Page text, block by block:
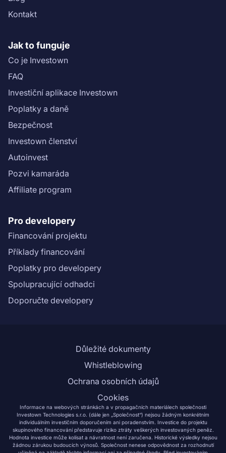
usp=sharing)).\n","name":"Hotel Český Šternberk 1: 3.
etapa"}}
Kontakt
Jak to funguje
Co je Investown
FAQ
Investiční aplikace Investown
Poplatky a daně
Bezpečnost
Investown členství
Autoinvest
Pozvi kamaráda
Affiliate program
Pro developery
Financování projektu
Příklady financování
Poplatky pro developery
Spolupracující odhadci
Doporučte developery
Důležité dokumenty
Whistleblowing
Ochrana osobních údajů
Cookies
Informace na webových stránkách a v propagačních materiálech společnosti
Investown Technologies s.r.o. (dále jen „Společnost“) nejsou žádným konkrétním
individuálním investičním doporučením ani poradenstvím. Investice do projektu
skupinového financování představuje riziko ztráty veškerých investovaných peněz.
Hodnota investice může kolísat a návratnost není zaručena. Historické výsledky nejsou
žádnou zárukou budoucích výnosů. Společnost nenese odpovědnost za rozhodnutí